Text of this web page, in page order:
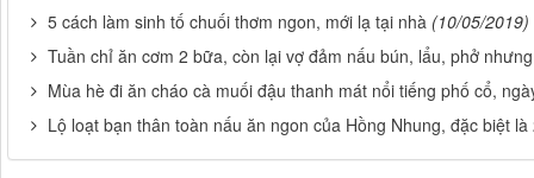
5 cách làm sinh tố chuối thơm ngon, mới lạ tại nhà (10/05/2019)
Tuần chỉ ăn cơm 2 bữa, còn lại vợ đảm nấu bún, lẩu, phở
Mùa hè đi ăn cháo cà muối đậu thanh mát nổi tiếng phố cổ,
Lộ loạt bạn thân toàn nấu ăn ngon của Hồng Nhung, đặc biệt